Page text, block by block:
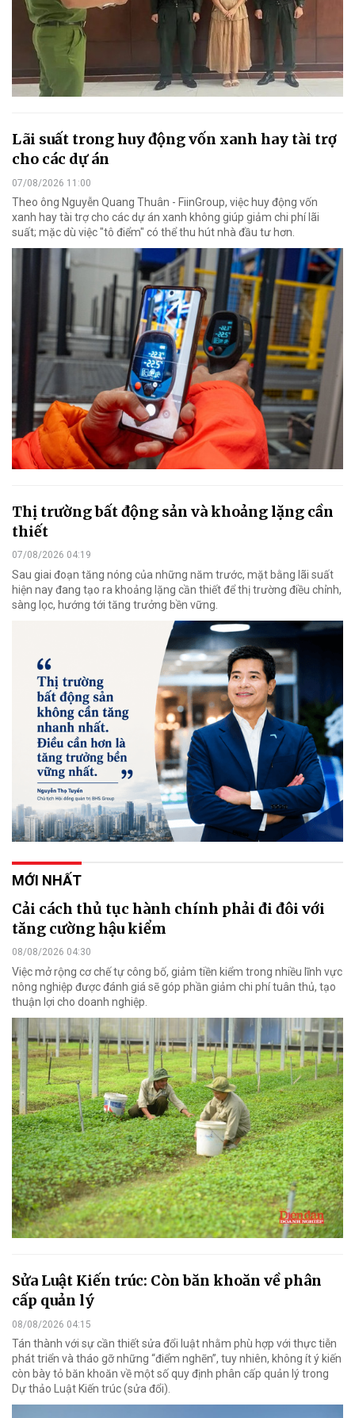
Lãi suất trong huy động vốn xanh hay tài trợ
cho các dự án
07/08/2026 11:00
Theo ông Nguyễn Quang Thuân - FiinGroup, việc huy động vốn
xanh hay tài trợ cho các dự án xanh không giúp giảm chi phí lãi
suất; mặc dù việc "tô điểm" có thể thu hút nhà đầu tư hơn.
Thị trường bất động sản và khoảng lặng cần
thiết
07/08/2026 04:19
Sau giai đoạn tăng nóng của những năm trước, mặt bằng lãi suất
hiện nay đang tạo ra khoảng lặng cần thiết để thị trường điều chỉnh,
sàng lọc, hướng tới tăng trưởng bền vững.
MỚI NHẤT
Cải cách thủ tục hành chính phải đi đôi với
tăng cường hậu kiểm
08/08/2026 04:30
Việc mở rộng cơ chế tự công bố, giảm tiền kiểm trong nhiều lĩnh vực
nông nghiệp được đánh giá sẽ góp phần giảm chi phí tuân thủ, tạo
thuận lợi cho doanh nghiệp.
Sửa Luật Kiến trúc: Còn băn khoăn về phân
cấp quản lý
08/08/2026 04:15
Tán thành với sự cần thiết sửa đổi luật nhằm phù hợp với thực tiễn
phát triển và tháo gỡ những “điểm nghẽn”, tuy nhiên, không ít ý kiến
còn bày tỏ băn khoăn về một số quy định phân cấp quản lý trong
Dự thảo Luật Kiến trúc (sửa đổi).